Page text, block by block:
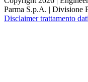
Parma S.p.A. | Divisione
Disclaimer trattamento